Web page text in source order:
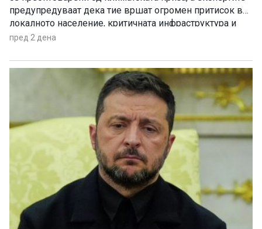
предупредуваат дека тие вршат огромен притисок врз
локалното население, критичната инфраструктура и
дивиот свет низ целиот регион.
пред 2 дена